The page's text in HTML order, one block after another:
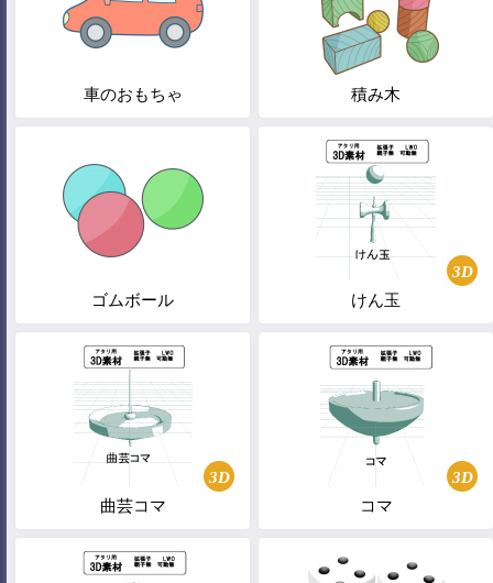
車のおもちゃ 積み木
ゴムボール
3D
けん玉
3D
曲芸コマ
3D
コマ